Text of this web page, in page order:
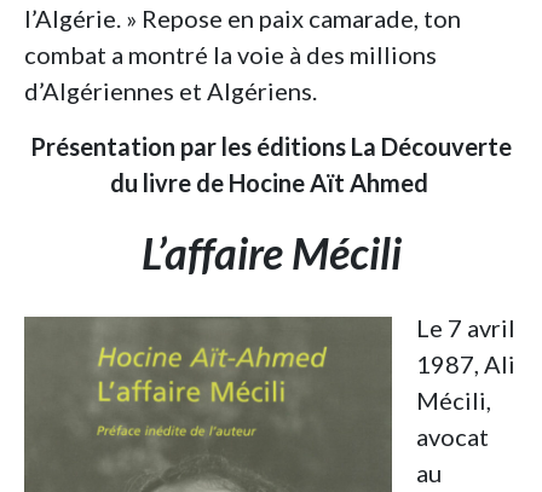
l’Algérie. » Repose en paix camarade, ton
combat a montré la voie à des millions
d’Algériennes et Algériens.
Présentation par les éditions La Découverte
du livre de Hocine Aït Ahmed
L’affaire Mécili
Le 7 avril
1987, Ali
Mécili,
avocat
au